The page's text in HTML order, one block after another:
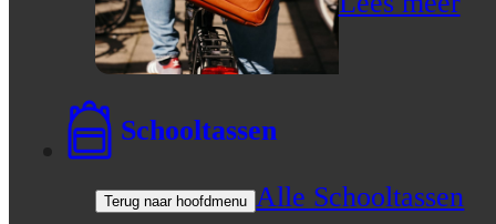
Schooltassen
Terug naar hoofdmenu Alle Schooltassen